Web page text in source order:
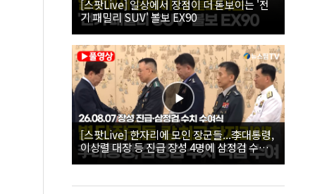
[스팟Live] 일상에서 장점이 더 돋보이는 '전
기 패밀리 SUV' 볼보 EX90
[스팟Live] 한자리에 모인 장군들...李대통령,
이상렬 대장 등 진급 장성 4명에 삼정검 수치
직접 수여｜26.08.07 장성 진급·삼정검 수치